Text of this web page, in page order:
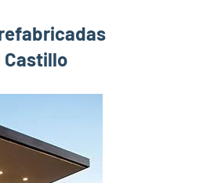
Castillo